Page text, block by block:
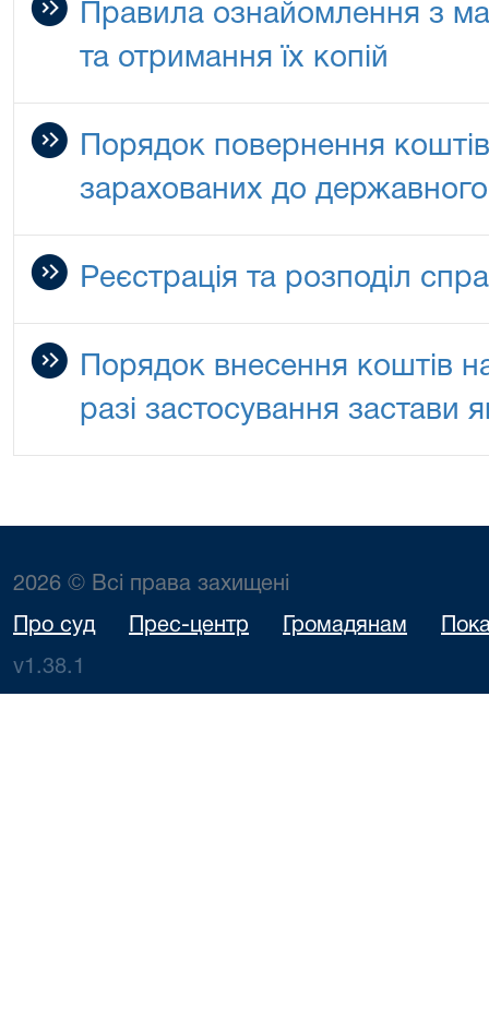
Правила ознайомлення з
та отримання їх копій
Порядок повернення
зарахованих до
Реєстрація та розподіл
Порядок внесення коштів
разі застосування застави
2026 © Всі права захищені
Про суд Прес-центр Громадянам
v1.38.1